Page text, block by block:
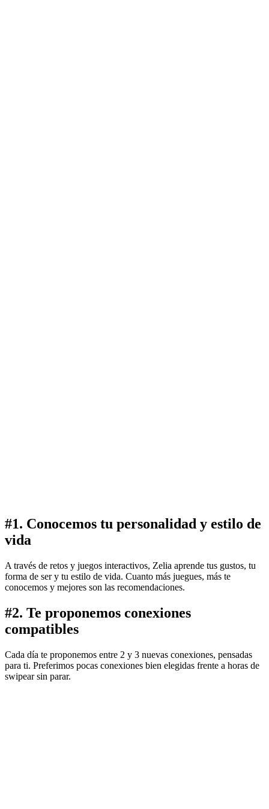
#1. Conocemos tu personalidad y estilo de
vida
A través de retos y juegos interactivos, Zelia aprende tus gustos, tu
forma de ser y tu estilo de vida. Cuanto más juegues, más te
conocemos y mejores son las recomendaciones.
#2. Te proponemos conexiones
compatibles
Cada día te proponemos entre 2 y 3 nuevas conexiones, pensadas
para ti. Preferimos pocas conexiones bien elegidas frente a horas de
swipear sin parar.